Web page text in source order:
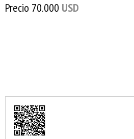
Precio 70.000 USD